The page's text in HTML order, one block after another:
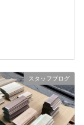
スタッフブログ